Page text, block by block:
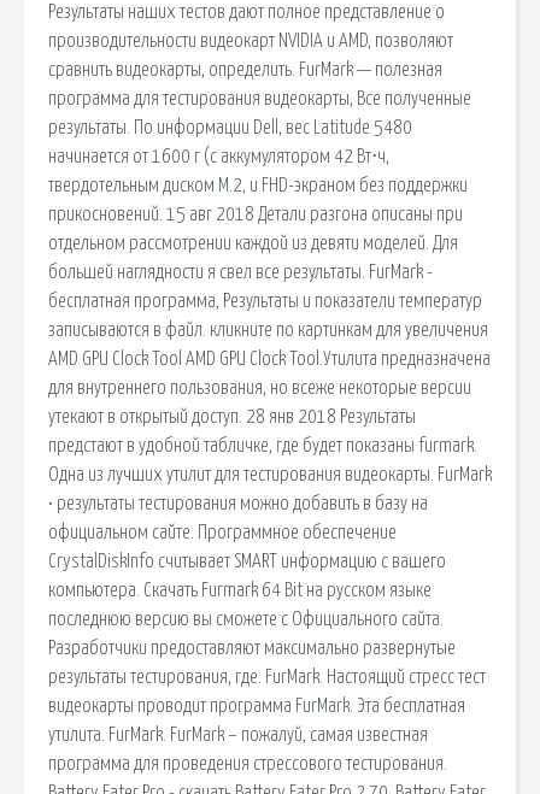
Результаты наших тестов дают полное представление о
производительности видеокарт NVIDIA и AMD, позволяют
сравнить видеокарты, определить. FurMark — полезная
программа для тестирования видеокарты, Все полученные
результаты. По информации Dell, вес Latitude 5480
начинается от 1600 г (с аккумулятором 42 Вт⋅ч,
твердотельным диском M.2, и FHD-экраном без поддержки
прикосновений. 15 авг 2018 Детали разгона описаны при
отдельном рассмотрении каждой из девяти моделей. Для
большей наглядности я свел все результаты. FurMark -
бесплатная программа, Результаты и показатели температур
записываются в файл. кликните по картинкам для увеличения
AMD GPU Clock Tool AMD GPU Clock Tool.Утилита предназначена
для внутреннего пользования, но всеже некоторые версии
утекают в открытый доступ. 28 янв 2018 Результаты
предстают в удобной табличке, где будет показаны furmark.
Одна из лучших утилит для тестирования видеокарты. FurMark
• результаты тестирования можно добавить в базу на
официальном сайте. Программное обеспечение
CrystalDiskInfo считывает SMART информацию с вашего
компьютера. Скачать Furmark 64 Bit на русском языке
последнюю версию вы сможете с Официального сайта.
Разработчики предоставляют максимально развернутые
результаты тестирования, где. FurMark. Настоящий стресс тест
видеокарты проводит программа FurMark. Эта бесплатная
утилита. FurMark. FurMark – пожалуй, самая известная
программа для проведения стрессового тестирования.